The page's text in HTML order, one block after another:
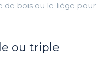
de bois ou le liège pour
ou triple